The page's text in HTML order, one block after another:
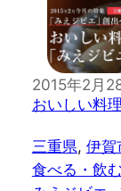
2015年2月
おいしい料
三重県, 伊賀
食べる・飲む